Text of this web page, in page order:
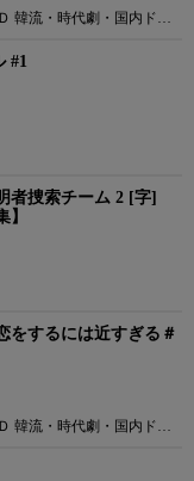
韓流・時代劇・国内ドラ
#1
捜索チーム 2 [字]
をするには近すぎる＃
韓流・時代劇・国内ドラ